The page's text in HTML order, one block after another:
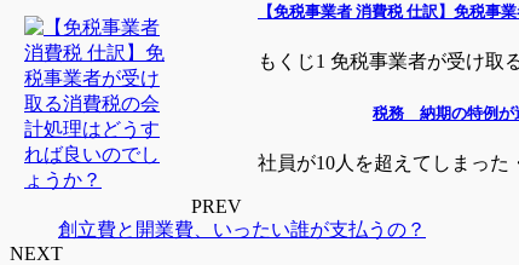
【免税事業者 消費税 仕訳】免税事
もくじ1 免税事業者が受け取
税務 納期の特例が
社員が10人を超えてしまった
PREV
創立費と開業費、いったい誰が支払うの？
NEXT